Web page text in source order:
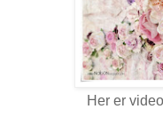
Her er